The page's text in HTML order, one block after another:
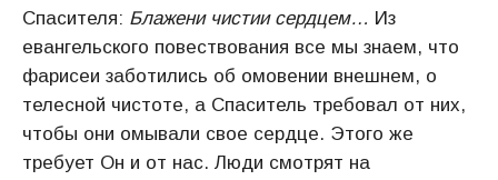
Спасителя: Блажени чистии сердцем… Из
евангельского повествования все мы знаем, что
фарисеи заботились об омовении внешнем, о
телесной чистоте, а Спаситель требовал от них,
чтобы они омывали свое сердце. Этого же
требует Он и от нас. Люди смотрят на